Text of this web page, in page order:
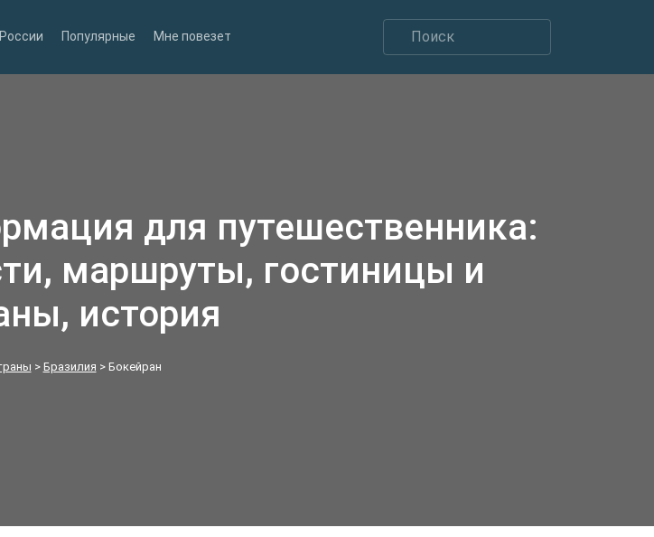
Популярные Мне повезет
для путешественника:
маршруты, гостиницы и
история
> Бразилия > Бокейран